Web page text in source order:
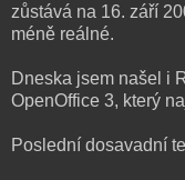
zůstává na 16. září
méně reálné.
Dneska jsem našel i
OpenOffice 3, který
Poslední dosavadní